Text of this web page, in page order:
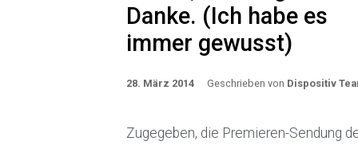
Danke. (Ich habe es
immer gewusst)
28. März 2014 Geschrieben von Dispositiv
Zugegeben, die Premieren-Sendung